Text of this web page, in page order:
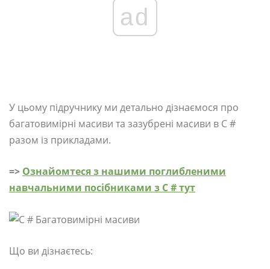
ad
У цьому підручнику ми детально дізнаємося про
багатовимірні масиви та зазубрені масиви в C #
разом із прикладами.
=> Ознайомтеся з нашими поглибленими
навчальними посібниками з C # тут
Що ви дізнаєтесь: